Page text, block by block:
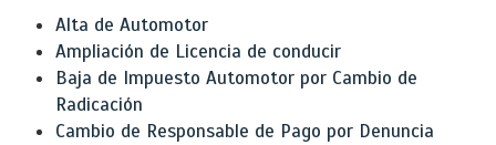
Alta de Automotor
Ampliación de Licencia de conducir
Baja de Impuesto Automotor por Cambio de
Radicación
Cambio de Responsable de Pago por Denuncia